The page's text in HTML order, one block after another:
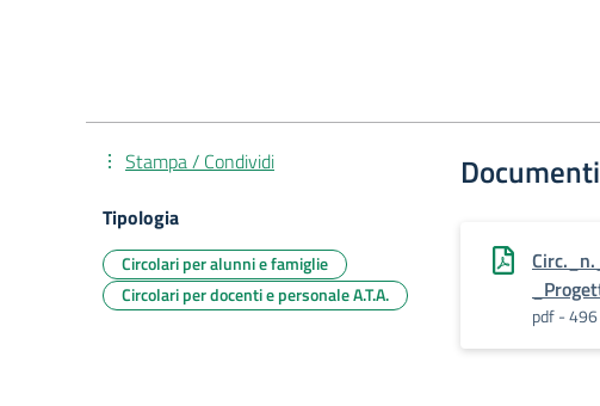
Documenti
pdf -
Stampa / Condividi
Tipologia
Circolari per alunni e famiglie
Circolari per docenti e personale A.T.A.